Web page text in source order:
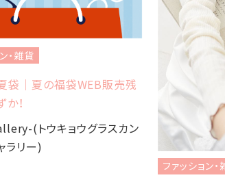
・雑貨
夏袋｜夏の福袋WEB販売残
！
(トウキョウグラスカン
ラリー)
ファッション・